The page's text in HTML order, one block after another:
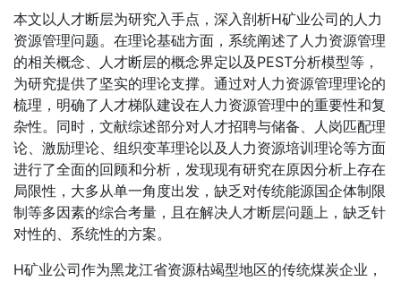
本文以人才断层为研究入手点，深入剖析H矿业公司的人力
资源管理问题。在理论基础方面，系统阐述了人力资源管理
的相关概念、人才断层的概念界定以及PEST分析模型等，
为研究提供了坚实的理论支撑。通过对人力资源管理理论的
梳理，明确了人才梯队建设在人力资源管理中的重要性和复
杂性。同时，文献综述部分对人才招聘与储备、人岗匹配理
论、激励理论、组织变革理论以及人力资源培训理论等方面
进行了全面的回顾和分析，发现现有研究在原因分析上存在
局限性，大多从单一角度出发，缺乏对传统能源国企体制限
制等多因素的综合考量，且在解决人才断层问题上，缺乏针
对性的、系统性的方案。
H矿业公司作为黑龙江省资源枯竭型地区的传统煤炭企业，